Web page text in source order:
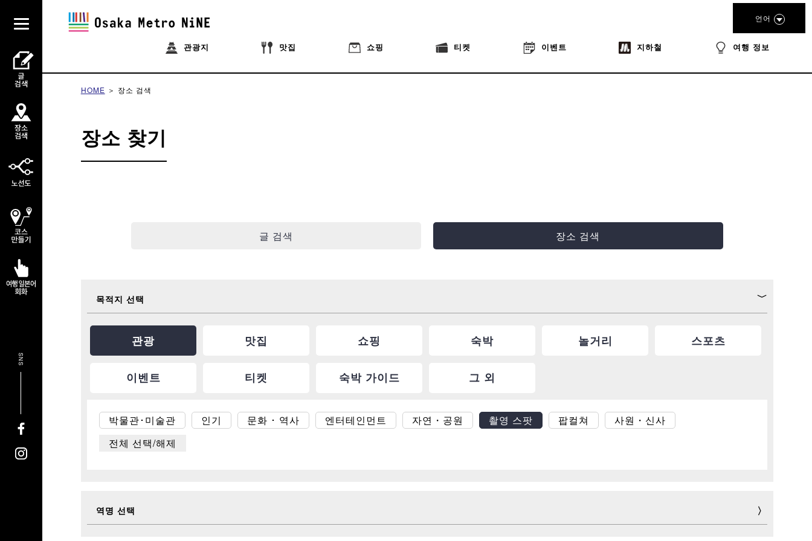
관광지 맛집 쇼핑 티켓 이벤트 지하철 여행 정보
언어
SNS
HOME 장소 검색
장소 찾기
글 검색 장소 검색
목적지 선택
관광 맛집 쇼핑 숙박 놀거리 스포츠
이벤트 티켓 숙박 가이드 그 외
박물관･미술관 인기 문화 ･ 역사 엔터테인먼트 자연・공원 촬영 스팟 팝컬쳐
사원・신사
전체 선택/해제
역명 선택